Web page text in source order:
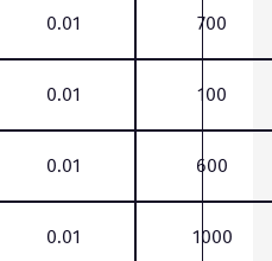
0.01 700
0.01 100
0.01 600
0.01 1000